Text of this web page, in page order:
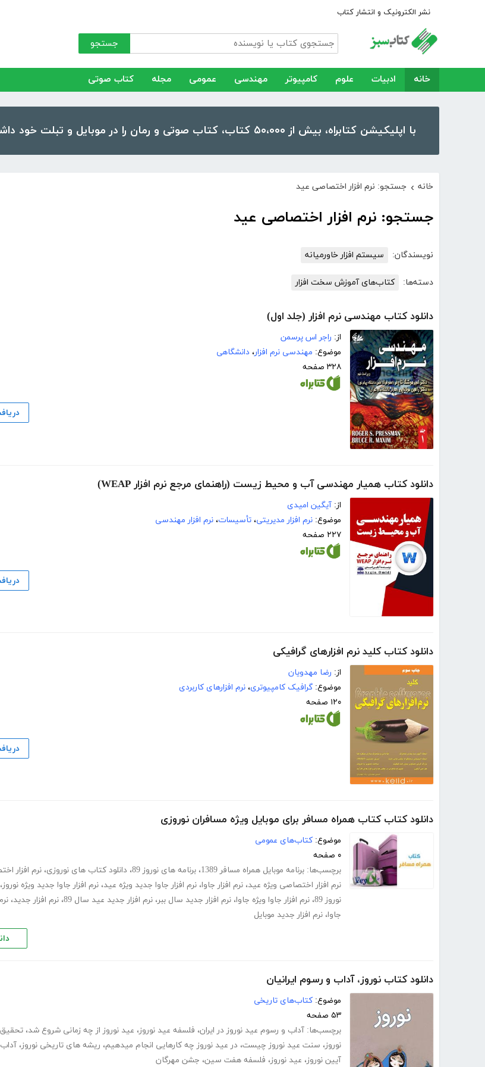
نشر الکترونیک و انتشار کتاب
جستجو
خانه ادبیات علوم کامپیوتر مهندسی عمومی مجله کتاب صوتی
با اپلیکیشن کتابراه، بیش از ۵۰،۰۰۰ کتاب، کتاب صوتی و رمان را در موبایل و تبلت خود داشته باشید!
خانه › جستجو: نرم افزار اختصاصی عید
جستجو: نرم افزار اختصاصی عید
نویسندگان: سیستم افزار خاورمیانه
دسته‌ها: کتاب‌های آموزش سخت افزار
دانلود کتاب مهندسی نرم افزار (جلد اول)
از: راجر اس پرسمن
موضوع: مهندسی نرم افزار، دانشگاهی
۳۲۸ صفحه
دانلود کتاب همیار مهندسی آب و محیط زیست (راهنمای مرجع نرم افزار WEAP)
از: آیگین امیدی
موضوع: نرم افزار مدیریتی، تأسيسات، نرم افزار مهندسی
۲۲۷ صفحه
دانلود کتاب کلید نرم افزارهای گرافیکی
از: رضا مهدویان
موضوع: گرافیک کامپیوتری، نرم افزارهای کاربردی
۱۲۰ صفحه
دانلود کتاب کتاب همراه مسافر برای موبایل ویژه مسافران نوروزی
موضوع: کتاب‌های عمومی
۰ صفحه
برچسب‌ها: برنامه موبایل همراه مسافر 1389 ، برنامه های نوروز 89 ، دانلود کتاب های نوروزی، نرم افزار
نرم افزار اختصاصی ویژه عید، نرم افزار جاوا، نرم افزار جاوا جدید ویژه عید، نرم افزار جاوا جدید ویژه نوروز،
نوروز 89
، نرم افزار جاوا ویژه جاوا، نرم افزار جدید سال ببر، نرم افزار جدید عید سال 89 ، نرم افزار جدید،
جاوا، نرم افزار جدید موبایل
دانلود کتاب نوروز، آداب و رسوم ایرانیان
موضوع: کتاب‌های تاریخی
۵۳ صفحه
برچسب‌ها: آداب و رسوم عید نوروز در ایران، فلسفه عید نوروز، عید نوروز از چه زمانی شروع شد، تحقیق
نوروز، سنت عید نوروز چیست، در عید نوروز چه کارهایی انجام میدهیم، ریشه های تاریخی نوروز،
آیین نوروز، عید نوروز، فلسفه هفت سین، جشن مهرگان